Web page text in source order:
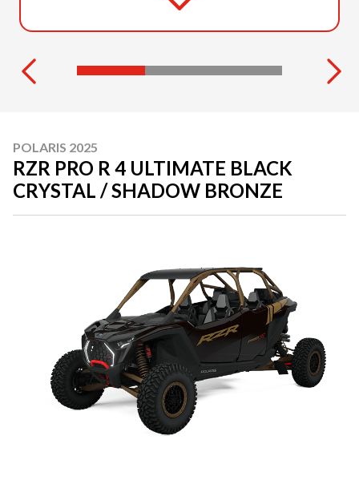
POLARIS 2025
RZR PRO R 4 ULTIMATE BLACK
CRYSTAL / SHADOW BRONZE